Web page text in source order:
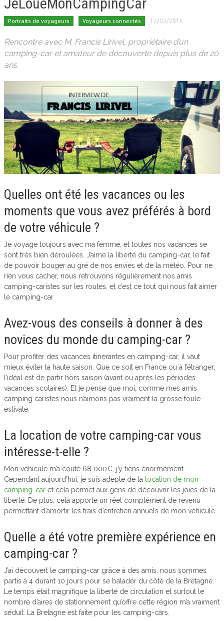
Portraits de voyageurs Voyageurs connectés 12/02/2016
Rencontre avec M. Francis Lirivel, propriétaire d’un
camping-car et amateur de découverte depuis plus de 20
ans.
Quelles ont été les vacances ou les
moments que vous avez préférés à bord
de votre véhicule ?
Je voyage toujours avec ma femme, et toutes nos vacances se
sont très bien déroulées. J’aime la liberté du camping-car, le fait
de pouvoir bouger au gré de nos envies et de la météo. Pour ne
rien vous cacher, nous retrouvons régulièrement nos amis
camping-caristes sur les routes, et c’est ce tout qui nous fait aimer
le camping-car.
Avez-vous des conseils à donner à des
novices du monde du camping-car ?
Pour profiter des vacances itinérantes en camping-car, il vaut
mieux éviter la haute saison. Que ce soit en France ou à l’étranger,
l’idéal est de partir hors saison (avant ou après les périodes
vacances scolaires). Et je pense que moi, comme mes amis
camping caristes nous n’aimons pas vraiment la grosse foule
estivale.
La location de votre camping-car vous
intéresse-t-elle ?
Mon véhicule m’a coûté 68 000€, j’y tiens énormément.
Cependant aujourd’hui, je suis adepte de la location de mon
camping-car et cela permet aux gens de découvrir les joies de la
liberté. De plus, cela apporte un réel complément de revenu
permettant d’amortir les frais d’entretien annuels de mon véhicule.
Quelle a été votre première expérience en
camping-car ?
J’ai découvert le camping-car grâce à des amis, nous sommes
partis à 4 durant 10 jours pour se balader du côté de la Bretagne.
Le temps était magnifique la liberté de circulation et surtout le
nombre d’aires de stationnement qu’offre cette région m’a vraiment
séduit. La Bretagne est faite pour les camping-cars.